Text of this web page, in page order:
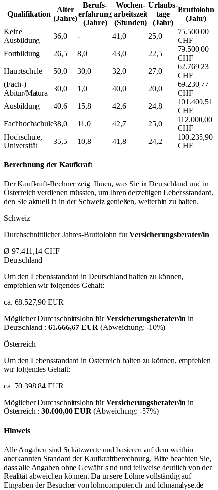
Qualifikation
Alter
(Jahre)
Berufs­
erfahrung
(Jahre)
Wochen­
arbeitszeit
(Stunden)
Urlaubs­
tage
(Jahr)
Bruttolohn
(Jahr)
Keine
Ausbildung
36,0 - 41,0 25,0
75.500,00
CHF
Fortbildung
26,5 8,0 43,0 22,5
79.500,00
CHF
Hauptschule
50,0 30,0 32,0 27,0
62.769,23
CHF
(Fach-)
Abitur/Matura
30,0 1,0 40,0 20,0
69.230,77
CHF
Ausbildung
40,6 15,8 42,6 24,8
101.400,51
CHF
Fachhochschule38,0 11,0 42,7 25,0
112.000,00
CHF
Hochschule,
Universität
35,5 10,8 41,8 24,2
100.235,90
CHF
Berechnung der Kaufkraft
Der Kaufkraft-Rechner zeigt Ihnen, was Sie in Deutschland und in
Österreich verdienen müssten, um Ihren derzeitigen Lebensstandard,
den Sie aktuell in in der Schweiz genießen, weiterhin zu halten.
Schweiz
Durchschnittlicher Jahres-Bruttolohn furVersicherungsberater/in
Ø 97.411,14 CHF
Deutschland
Um den Lebensstandard in Deutschland halten zu können,
empfehlen wir folgendes Gehalt:
ca. 68.527,90 EUR
Möglicher Durchschnittslohn fürVersicherungsberater/in in
Deutschland : 61.666,67 EUR (Abweichung: -10%)
Österreich
Um den Lebensstandard in Österreich halten zu können, empfehlen
wir folgendes Gehalt:
ca. 70.398,84 EUR
Möglicher Durchschnittslohn fürVersicherungsberater/in in
Österreich : 30.000,00 EUR (Abweichung: -57%)
Hinweis
Alle Angaben sind Schätzwerte und basieren auf dem weithin
anerkannten Standard der Kaufkraftberechnung. Bitte beachten Sie,
dass alle Angaben ohne Gewähr sind und teilweise deutlich von der
Realität abweichen können. Da unsere Löhne vollständig auf
Eingaben der Besucher von lohncomputer.ch und lohnanalyse.de